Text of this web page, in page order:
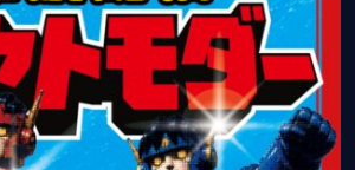
Deck Builder
My-Collection
Deck Library
Deck Share
PREMIUM SERVICE